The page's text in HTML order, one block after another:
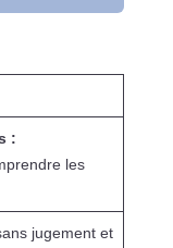
:
les
jugement et